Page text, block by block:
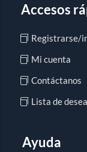
Accesos
Registrarse/
Mi cuenta
Contáctanos
Lista de
Ayuda